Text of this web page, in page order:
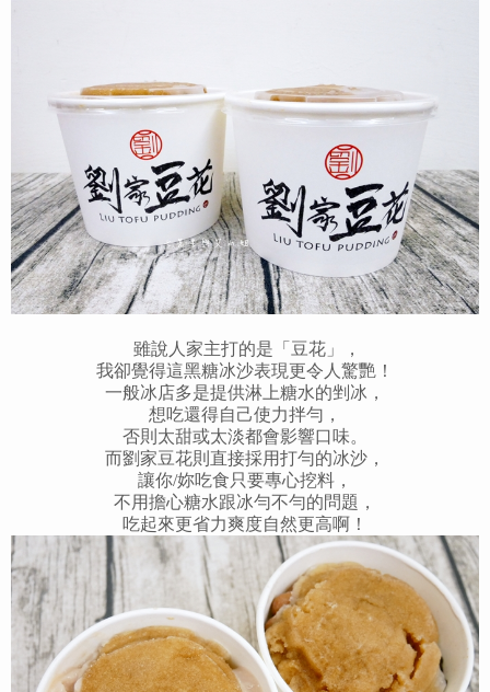
雖說人家主打的是「豆花」，
我卻覺得這黑糖冰沙表現更令人驚艷！
一般冰店多是提供淋上糖水的剉冰，
想吃還得自己使力拌勻，
否則太甜或太淡都會影響口味。
而劉家豆花則直接採用打勻的冰沙，
讓你/妳吃食只要專心挖料，
不用擔心糖水跟冰勻不勻的問題，
吃起來更省力爽度自然更高啊！